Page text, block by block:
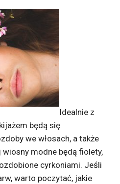
Idealnie z
będą się
we włosach, a także
modne będą fiolety,
cyrkoniami. Jeśli
warto poczytać, jakie